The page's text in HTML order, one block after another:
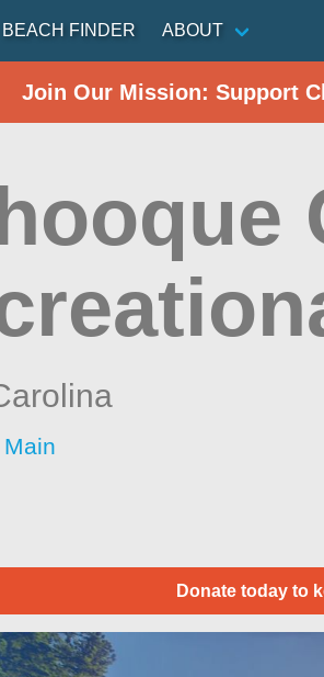
BEACH FINDER ABOUT
Join Our Mission: Support
Donate today to